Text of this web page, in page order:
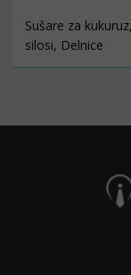
Sušare za
silosi, Delnice